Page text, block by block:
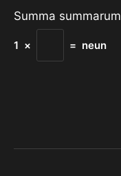
Summa summarum
1 × = neun